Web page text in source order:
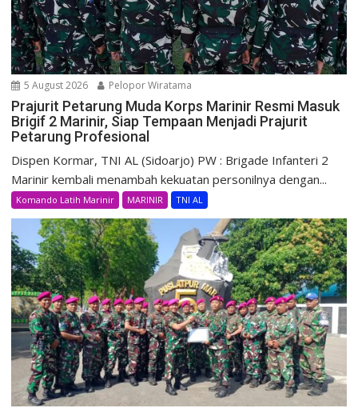
5 August 2026 Pelopor Wiratama
Prajurit Petarung Muda Korps Marinir Resmi Masuk
Brigif 2 Marinir, Siap Tempaan Menjadi Prajurit
Petarung Profesional
Dispen Kormar, TNI AL (Sidoarjo) PW : Brigade Infanteri 2
Marinir kembali menambah kekuatan personilnya dengan...
Komando Latih Marinir MARINIR TNI AL